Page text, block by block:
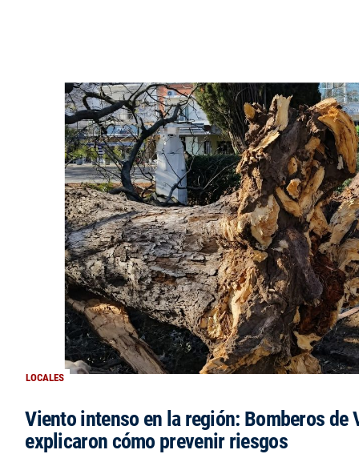
LOCALES
Viento intenso en la región: Bomberos de
explicaron cómo prevenir riesgos